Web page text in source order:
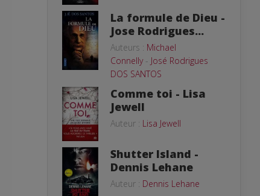
La formule de Dieu -
Jose Rodrigues...
Auteurs : Michael
Connelly- José Rodrigues
DOS SANTOS
Comme toi - Lisa
Jewell
Auteur : Lisa Jewell
Shutter Island -
Dennis Lehane
Auteur : Dennis Lehane